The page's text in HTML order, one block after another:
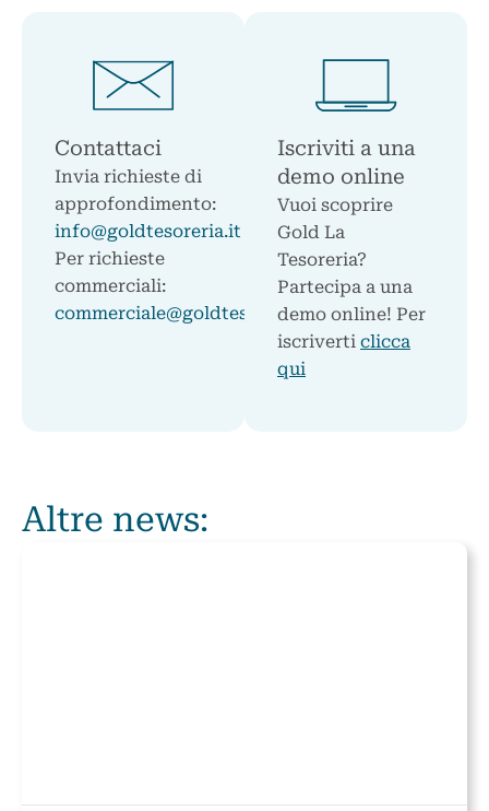
Contattaci
Invia richieste di
approfondimento:
info@goldtesoreria.it
Per richieste
commerciali:
commerciale@goldtesoreria.it
Iscriviti a una
demo online
Vuoi scoprire
Gold La
Tesoreria?
Partecipa a una
demo online! Per
iscriverti clicca
qui
Altre news: